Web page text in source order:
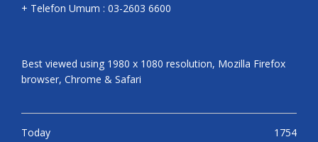
+ Telefon Umum : 03-2603 6600
Best viewed using 1980 x 1080 resolution, Mozilla Firefox
browser, Chrome & Safari
Today
1754